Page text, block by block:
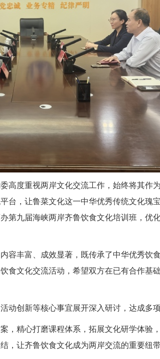
高度重视两岸文化交流工作，始终将其作
，让鲁菜文化这一中华优秀传统文化瑰
九届海峡两岸齐鲁饮食文化培训班，优
容丰富、成效显著，既传承了中华优秀饮
食文化交流活动，希望双方在已有合作基
动创新等核心事宜展开深入研讨，达成多项
，精心打磨课程体系，拓展文化研学体验
，让齐鲁饮食文化成为两岸交流的重要纽带